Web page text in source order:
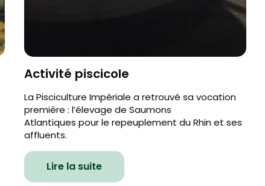
Activité piscicole
La Pisciculture Impériale a retrouvé sa vocation
première : l’élevage de Saumons
Atlantiques pour le repeuplement du Rhin et ses
affluents.
Lire la suite